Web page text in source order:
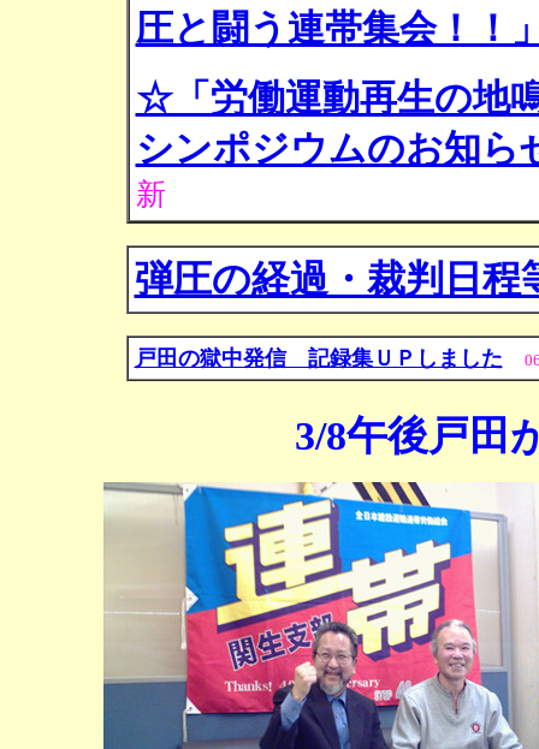
圧と闘う連帯集会！！
☆「労働運動再生の地
シンポジウムのお知ら
新
弾圧の経過・裁判日程
戸田の獄中発信 記録集ＵＰしました
3/8午後戸田